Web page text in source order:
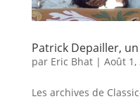
Patrick Depailler,
par Eric Bhat| Août 1,
Les archives de